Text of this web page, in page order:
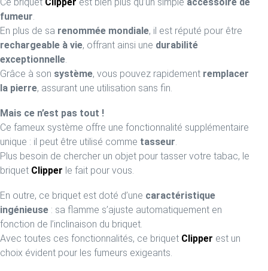
fumeur.
En plus de sa renommée mondiale, il est réputé pour être
rechargeable à vie, offrant ainsi une durabilité
exceptionnelle.
Grâce à son système, vous pouvez rapidement remplacer
la pierre, assurant une utilisation sans fin.
Mais ce n’est pas tout !
Ce fameux système offre une fonctionnalité supplémentaire
unique : il peut être utilisé comme tasseur.
Plus besoin de chercher un objet pour tasser votre tabac, le
briquet Clipper le fait pour vous.
En outre, ce briquet est doté d’une caractéristique
ingénieuse : sa flamme s’ajuste automatiquement en
fonction de l’inclinaison du briquet.
Avec toutes ces fonctionnalités, ce briquet Clipper est un
choix évident pour les fumeurs exigeants.